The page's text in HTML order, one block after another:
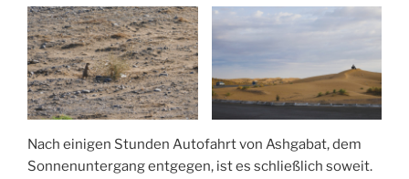
Nach einigen Stunden Autofahrt von Ashgabat, dem
Sonnenuntergang entgegen, ist es schließlich soweit.